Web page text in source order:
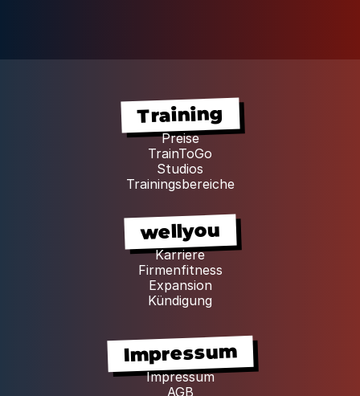
Training
Preise
TrainToGo
Studios
Trainingsbereiche
wellyou
Karriere
Firmenfitness
Expansion
Kündigung
Impressum
Impressum
AGB